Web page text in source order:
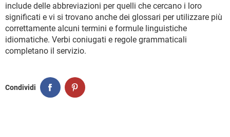
include delle abbreviazioni per quelli che cercano i loro
significati e vi si trovano anche dei glossari per utilizzare più
correttamente alcuni termini e formule linguistiche
idiomatiche. Verbi coniugati e regole grammaticali
completano il servizio.
Condividi